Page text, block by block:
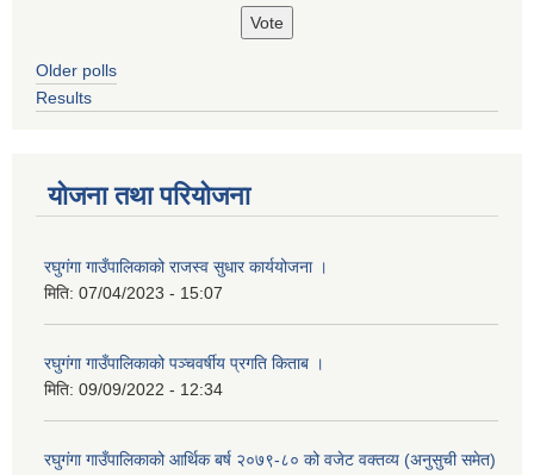
Older polls
Results
योजना तथा परियोजना
रघुगंगा गाउँपालिकाको राजस्व सुधार कार्ययोजना ।
मिति: 07/04/2023 - 15:07
रघुगंगा गाउँपालिकाको पञ्चवर्षीय प्रगति किताब ।
मिति: 09/09/2022 - 12:34
रघुगंगा गाउँपालिकाको आर्थिक बर्ष २०७९-८० को वजेट वक्तव्य (अनुसुची समेत)